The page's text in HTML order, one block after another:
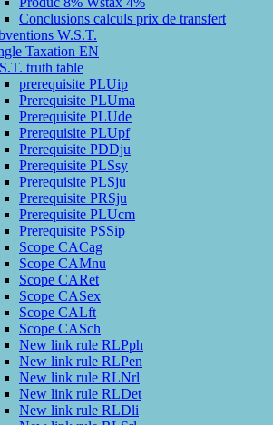
Conclusions calculs prix de transfert
W.S.T.
Taxation EN
truth table
prerequisite PLUip
Prerequisite PLUma
Prerequisite PLUde
Prerequisite PLUpf
Prerequisite PDDju
Prerequisite PLSsy
Prerequisite PLSju
Prerequisite PRSju
Prerequisite PLUcm
Prerequisite PSSip
Scope CACag
Scope CAMnu
Scope CARet
Scope CASex
Scope CALft
Scope CASch
New link rule RLPph
New link rule RLPen
New link rule RLNrl
New link rule RLDet
New link rule RLDli